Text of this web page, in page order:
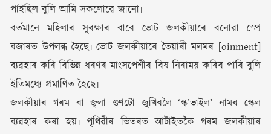
পাইছিল বুলি আমি সকলোৱে জানো৷
বৰ্তমানে মহিলাৰ সুৰক্ষাৰ বাবে ভোট জলকীয়াৰে বনোৱা স্প্ৰে
বজাৰত উপলব্ধ হৈছে৷ ভোট জলকীয়াৰে তৈয়াৰী মলমৰ [oinment]
ব্যৱহাৰ কৰি বিভিন্ন ধৰণৰ মাংসপেশীৰ বিষ নিৰাময় কৰিব পাৰি বুলি
ইতিমধ্যে প্ৰমাণিত হৈছে৷
জলকীয়াৰ গৰম বা জ্বলা গুণটো জুখিবলৈ ‘স্ক’ভাইল’ নামৰ স্কেল
ব্যৱহাৰ কৰা হয়৷ পৃথিৱীৰ ভিতৰত আটাইতকৈ গৰম জলকীয়াৰ